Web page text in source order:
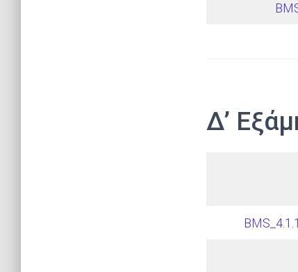
Δ’